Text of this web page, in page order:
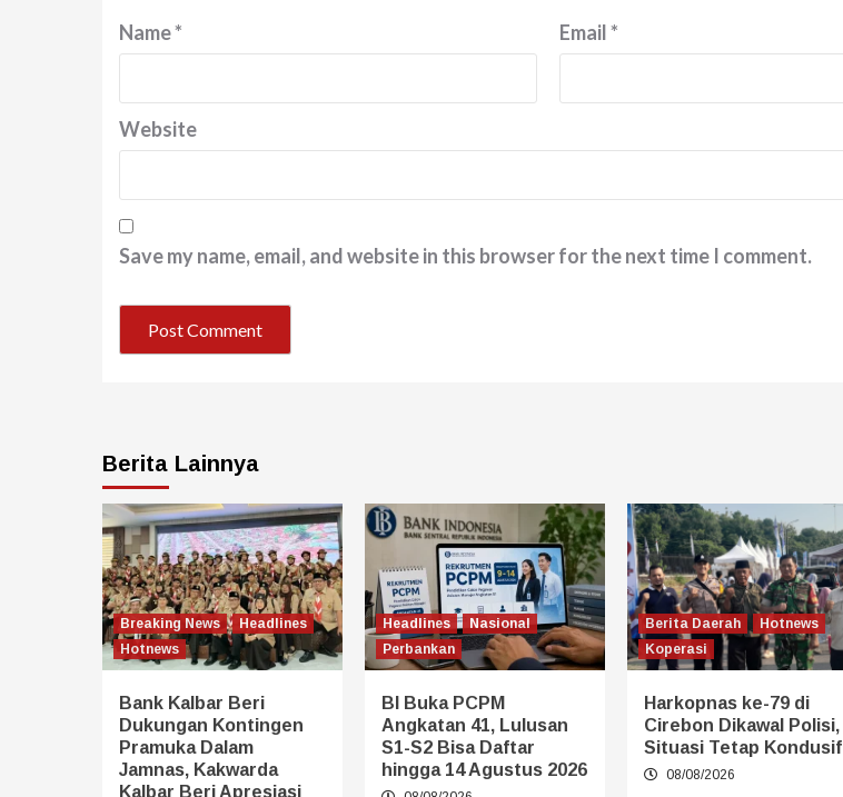
Name* Email*
Website
Save my name, email, and website in this browser for the next time I comment.
Berita Lainnya
Breaking News
Headlines
Hotnews
Bank Kalbar Beri
Dukungan Kontingen
Pramuka Dalam
Jamnas, Kakwarda
Kalbar Beri Apresiasi
Headlines
Nasional
Perbankan
BI Buka PCPM
Angkatan 41, Lulusan
S1-S2 Bisa Daftar
hingga 14 Agustus 2026
Berita Daerah
Hotnews
Koperasi
Harkopnas ke-79 di
Cirebon Dikawal Polisi,
Situasi Tetap Kondusif
08/08/2026